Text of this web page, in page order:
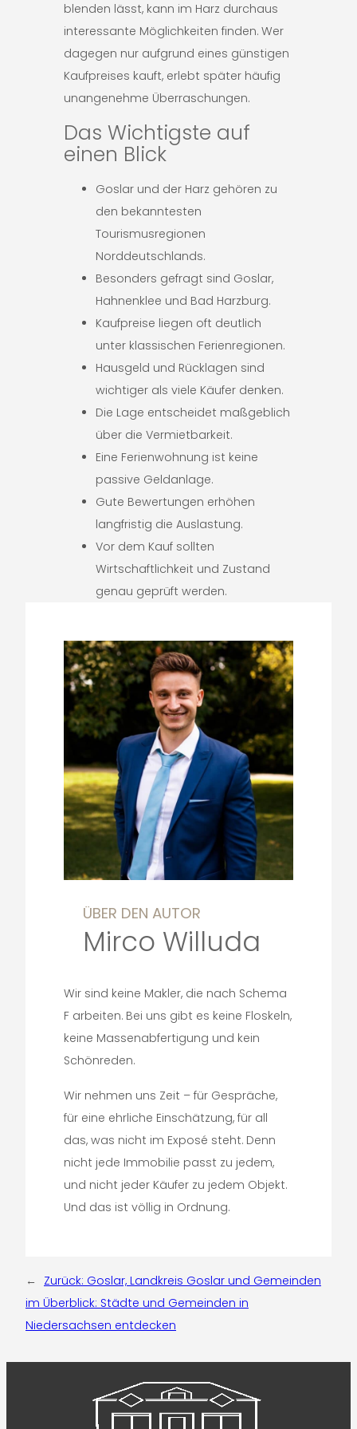
blenden lässt, kann im Harz durchaus
interessante Möglichkeiten finden. Wer
dagegen nur aufgrund eines günstigen
Kaufpreises kauft, erlebt später häufig
unangenehme Überraschungen.
Das Wichtigste auf
einen Blick
Goslar und der Harz gehören zu
den bekanntesten
Tourismusregionen
Norddeutschlands.
Besonders gefragt sind Goslar,
Hahnenklee und Bad Harzburg.
Kaufpreise liegen oft deutlich
unter klassischen Ferienregionen.
Hausgeld und Rücklagen sind
wichtiger als viele Käufer denken.
Die Lage entscheidet maßgeblich
über die Vermietbarkeit.
Eine Ferienwohnung ist keine
passive Geldanlage.
Gute Bewertungen erhöhen
langfristig die Auslastung.
Vor dem Kauf sollten
Wirtschaftlichkeit und Zustand
genau geprüft werden.
ÜBER DEN AUTOR
Mirco Willuda
Wir sind keine Makler, die nach Schema
F arbeiten. Bei uns gibt es keine Floskeln,
keine Massenabfertigung und kein
Schönreden.
Wir nehmen uns Zeit – für Gespräche,
für eine ehrliche Einschätzung, für all
das, was nicht im Exposé steht. Denn
nicht jede Immobilie passt zu jedem,
und nicht jeder Käufer zu jedem Objekt.
Und das ist völlig in Ordnung.
← Zurück: Goslar, Landkreis Goslar und Gemeinden
im Überblick: Städte und Gemeinden in
Niedersachsen entdecken